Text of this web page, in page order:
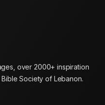
over 2000+ inspiration
Society of Lebanon.